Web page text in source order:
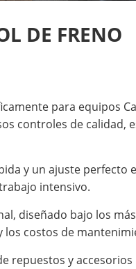
DE FRENO
para equipos
controles de calidad,
y un ajuste perfecto
intensivo.
diseñado bajo los
los costos de
repuestos y